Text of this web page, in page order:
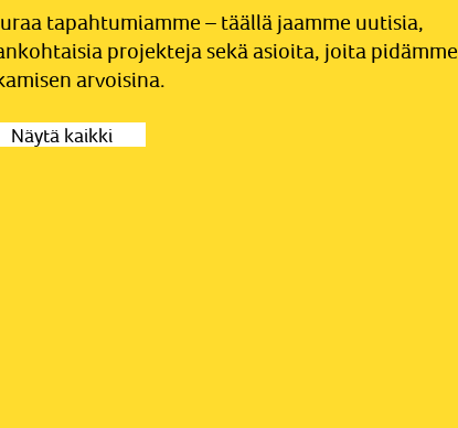
tapahtumiamme – täällä jaamme uutisia,
projekteja sekä asioita, joita pidämme
arvoisina.
Näytä kaikki